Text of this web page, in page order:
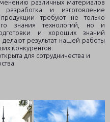
различных материалов
и изготовление
требуют не только
знания технологий, но и
и хороших знаний
результат нашей работы
конкурентов.
для сотрудничества и